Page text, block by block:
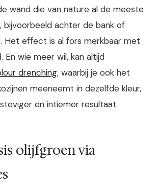
wand die van nature al de meeste
bijvoorbeeld achter de bank of
Het effect is al fors merkbaar met
En wie meer wil, kan altijd
drenching, waarbij je ook het
meeneemt in dezelfde kleur,
en intiemer resultaat.
olijfgroen via